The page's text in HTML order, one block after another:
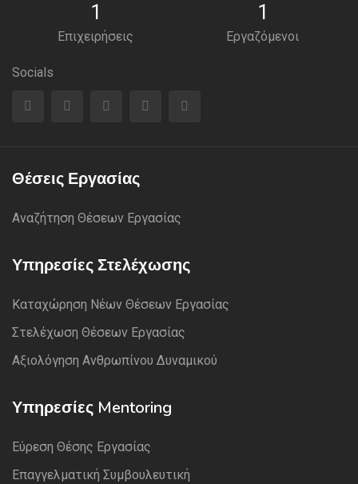
Επιχειρήσεις
1
Εργαζόμενοι
1
Socials
Θέσεις Εργασίας
Αναζήτηση Θέσεων Εργασίας
Υπηρεσίες Στελέχωσης
Καταχώρηση Νέων Θέσεων Εργασίας
Στελέχωση Θέσεων Εργασίας
Αξιολόγηση Ανθρωπίνου Δυναμικού
Υπηρεσίες Mentoring
Εύρεση Θέσης Εργασίας
Επαγγελματική Συμβουλευτική